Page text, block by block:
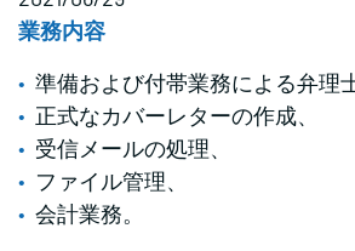
業務内容
準備および付帯業務による弁理
正式なカバーレターの作成、
受信メールの処理、
ファイル管理、
会計業務。